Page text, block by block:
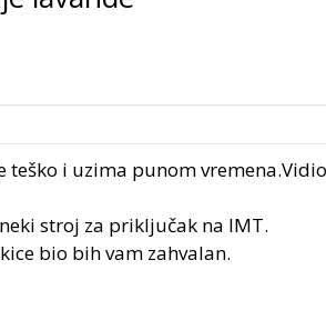
teško i uzima punom
stroj za priključak na IMT.
bio bih vam zahvalan.